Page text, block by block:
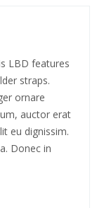
LBD features
straps.
ornare
auctor erat
eu dignissim.
Donec in